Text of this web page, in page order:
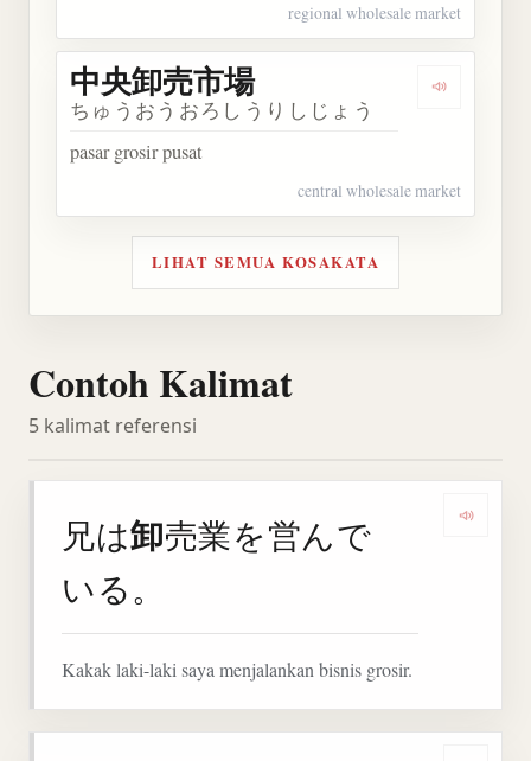
regional wholesale market
Dengarkan
中央卸売市場
ちゅうおうおろしうりしじょう
pasar grosir pusat
central wholesale market
LIHAT SEMUA KOSAKATA
Contoh Kalimat
5 kalimat referensi
兄は卸売業を営んで
いる。
Kakak laki-laki saya menjalankan bisnis grosir.